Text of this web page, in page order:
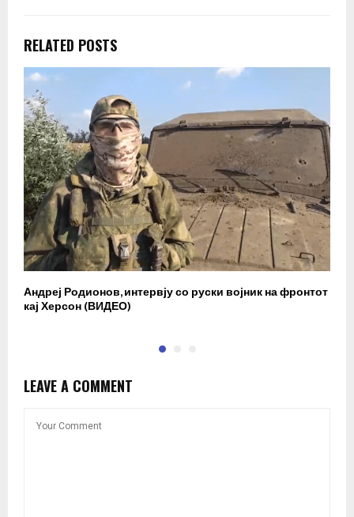
RELATED POSTS
Андреј Родионов, интервју со руски војник на фронтот
кај Херсон (ВИДЕО)
LEAVE A COMMENT